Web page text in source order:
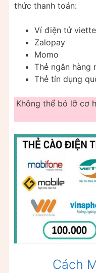
thức thanh toán:
Ví điện tử
Zalopay
Momo
Thẻ ngân hàng
Thẻ tín dụng
Không thể bỏ lỡ cơ
Cách